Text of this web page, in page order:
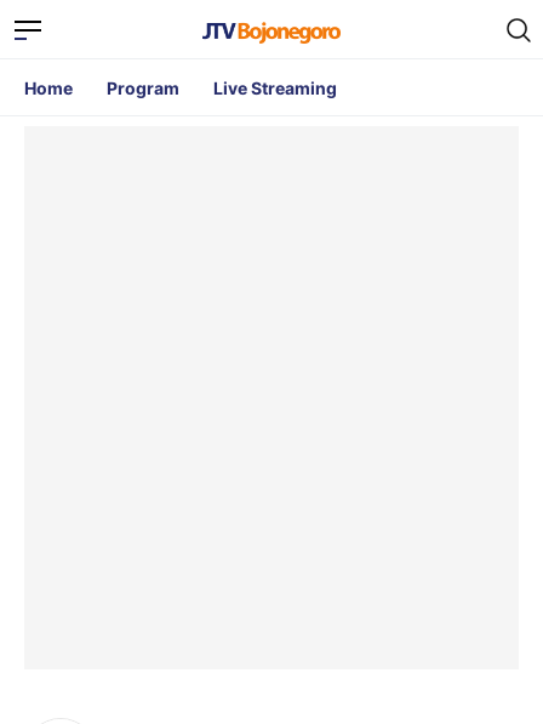
Home Program Live Streaming